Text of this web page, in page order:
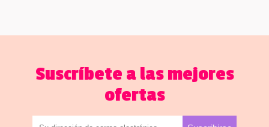
Suscríbete a las mejores
ofertas